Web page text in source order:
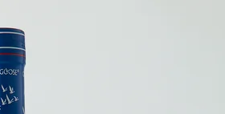
Nachricht von Herzen. Kein